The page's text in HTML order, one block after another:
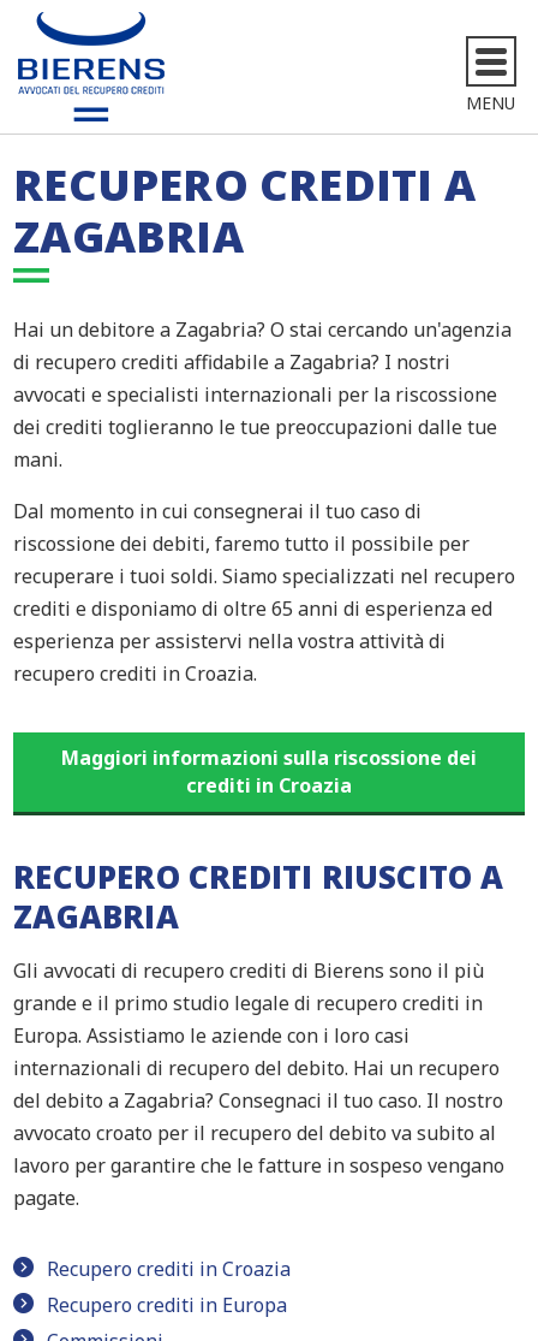
MENU
RECUPERO CREDITI A
ZAGABRIA
Hai un debitore a Zagabria? O stai cercando un'agenzia
di recupero crediti affidabile a Zagabria? I nostri
avvocati e specialisti internazionali per la riscossione
dei crediti toglieranno le tue preoccupazioni dalle tue
mani.
Dal momento in cui consegnerai il tuo caso di
riscossione dei debiti, faremo tutto il possibile per
recuperare i tuoi soldi. Siamo specializzati nel recupero
crediti e disponiamo di oltre 65 anni di esperienza ed
esperienza per assistervi nella vostra attività di
recupero crediti in Croazia.
Maggiori informazioni sulla riscossione dei
crediti in Croazia
RECUPERO CREDITI RIUSCITO A
ZAGABRIA
Gli avvocati di recupero crediti di Bierens sono il più
grande e il primo studio legale di recupero crediti in
Europa. Assistiamo le aziende con i loro casi
internazionali di recupero del debito. Hai un recupero
del debito a Zagabria? Consegnaci il tuo caso. Il nostro
avvocato croato per il recupero del debito va subito al
lavoro per garantire che le fatture in sospeso vengano
pagate.
Recupero crediti in Croazia
Recupero crediti in Europa